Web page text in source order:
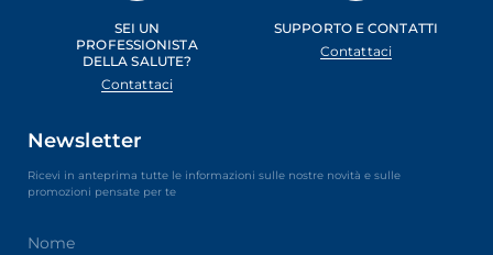
SEI UN
PROFESSIONISTA
DELLA SALUTE?
Contattaci
SUPPORTO E CONTATTI
Contattaci
Newsletter
Ricevi in anteprima tutte le informazioni sulle nostre novità e sulle
promozioni pensate per te